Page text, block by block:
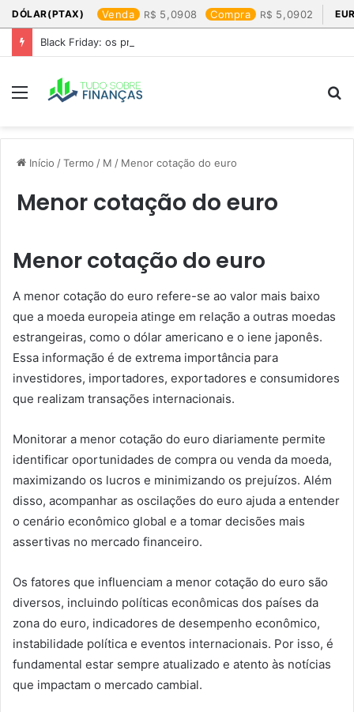
DÓLAR(PTAX) Venda 5,0908 Compra 5,0902
Black Friday: os produtos que mais valem a pena
Menu
Início /Termo / M / Menor cotação do euro​
Menor cotação do euro​
Menor cotação do euro
A menor cotação do euro refere-se ao valor mais baixo
que a moeda europeia atinge em relação a outras moedas
estrangeiras, como o dólar americano e o iene japonês.
Essa informação é de extrema importância para
investidores, importadores, exportadores e consumidores
que realizam transações internacionais.
Monitorar a menor cotação do euro diariamente permite
identificar oportunidades de compra ou venda da moeda,
maximizando os lucros e minimizando os prejuízos. Além
disso, acompanhar as oscilações do euro ajuda a entender
o cenário econômico global e a tomar decisões mais
assertivas no mercado financeiro.
Os fatores que influenciam a menor cotação do euro são
diversos, incluindo políticas econômicas dos países da
zona do euro, indicadores de desempenho econômico,
instabilidade política e eventos internacionais. Por isso, é
fundamental estar sempre atualizado e atento às notícias
que impactam o mercado cambial.